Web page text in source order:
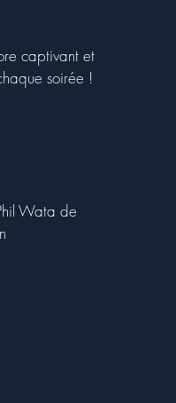
captivant et
soirée !
Wata de